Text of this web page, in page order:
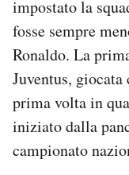
impostato la
fosse sempre
Ronaldo. La
Juventus,
prima volta in
iniziato dalla
campionato